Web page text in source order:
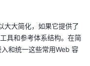
大大简化，如果它提供了
具和参考体系结构。在简
和统一这些常用Web 容